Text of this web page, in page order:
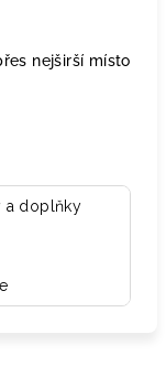
nejširší místo
a doplňky